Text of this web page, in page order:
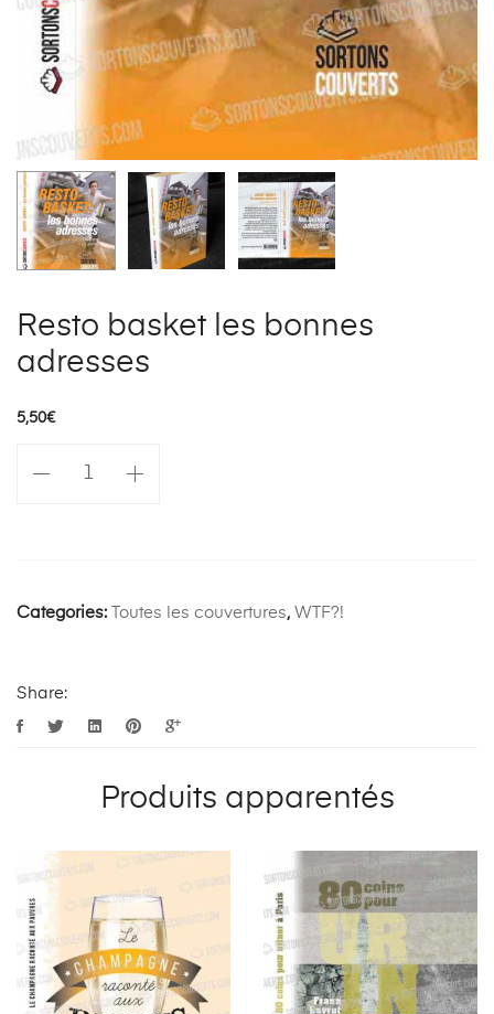
Resto basket les bonnes
adresses
5,50€
Categories: Toutes les couvertures, WTF?!
Share:
Produits apparentés